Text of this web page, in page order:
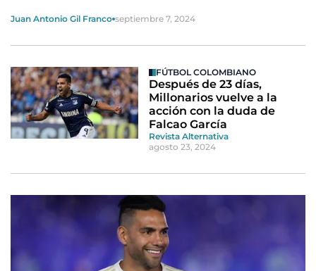
Juan Antonio Gil Franco septiembre 7, 2024
FÚTBOL COLOMBIANO
Después de 23 días,
Millonarios vuelve a la
acción con la duda de
Falcao García
Revista Alternativa
agosto 23, 2024